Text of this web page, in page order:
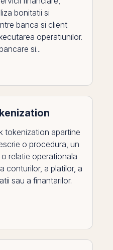
bonitatii si
banca si client
operatiunilor.
si...
tokenization apartine
o procedura, un
relatie operationala
conturilor, a platilor, a
sau a finantarilor.